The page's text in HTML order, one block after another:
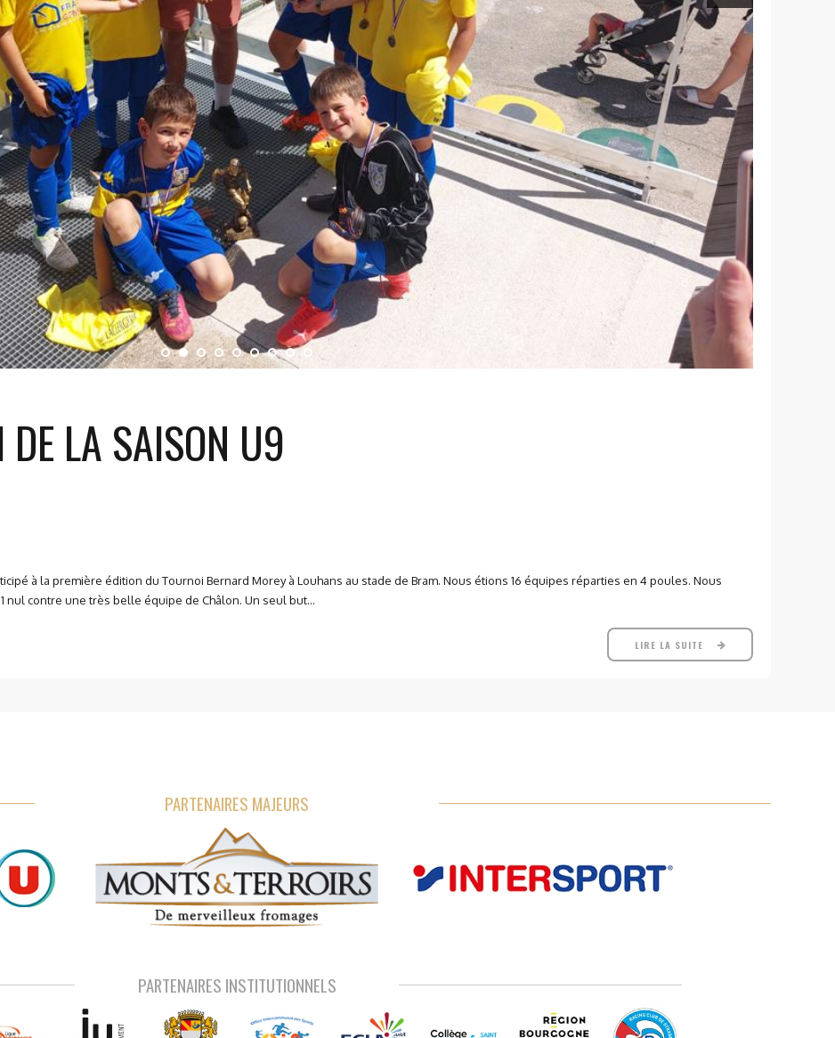
DE LA SAISON U9
à la première édition du Tournoi Bernard Morey à Louhans au stade de Bram. Nous étions 16 équipes réparties en 4 poules. Nous
contre une très belle équipe de Châlon. Un seul but...
LIRE LA SUITE
PARTENAIRES MAJEURS
PARTENAIRES INSTITUTIONNELS